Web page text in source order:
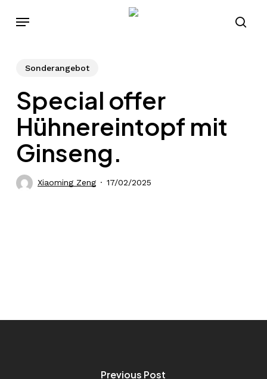
Menu
Sonderangebot
Special offer
Hühnereintopf mit
Ginseng.
Xiaoming Zeng 17/02/2025
Previous Post